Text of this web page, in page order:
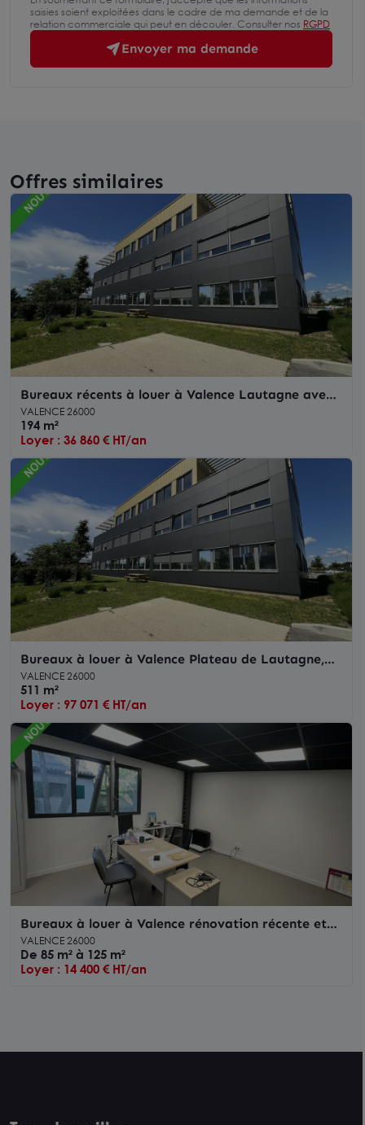
saisies soient exploitées dans le cadre de ma demande et de la
relation commerciale qui peut en découler. Consulter nos RGPD
Envoyer ma demande
Offres similaires
Bureaux récents à louer à Valence Lautagne avec
places de parking privatives
VALENCE 26000
194 m²
Loyer : 36 860 € HT/an
Bureaux à louer à Valence Plateau de Lautagne,
parking sécurisé inclus
VALENCE 26000
511 m²
Loyer : 97 071 € HT/an
Bureaux à louer à Valence rénovation récente et
environnement calme
VALENCE 26000
De 85 m² à 125 m²
Loyer : 14 400 € HT/an